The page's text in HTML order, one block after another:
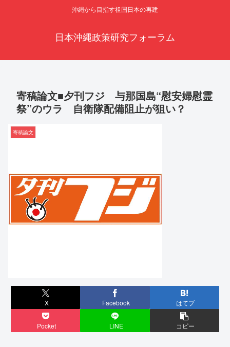
沖縄から目指す祖国日本の再建
日本沖縄政策研究フォーラム
寄稿論文■夕刊フジ 与那国島“慰安婦慰霊
祭”のウラ 自衛隊配備阻止が狙い？
寄稿論文
X Facebook はてブ
Pocket LINE コピー